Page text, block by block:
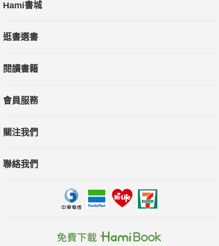
Hami書城
逛書選書
閱讀書籍
會員服務
關注我們
聯絡我們